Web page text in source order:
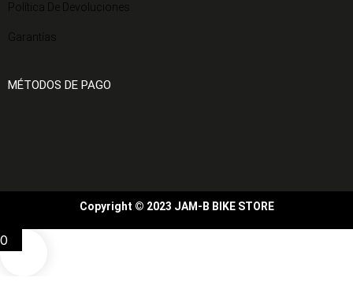
Política De Devoluciones
Garantías
MÉTODOS DE PAGO
Copyright © 2023 JAM-B BIKE STORE
0